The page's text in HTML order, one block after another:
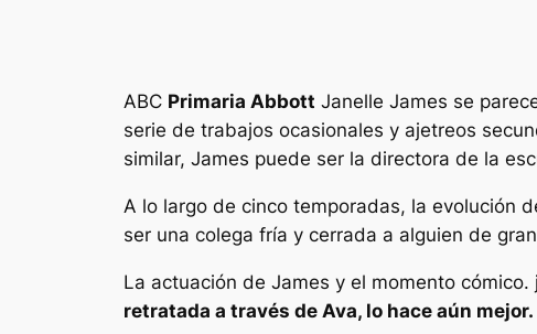
ABC Primaria Abbott Janelle James se
serie de trabajos ocasionales y ajetreos
similar, James puede ser la directora de la
A lo largo de cinco temporadas, la evolución
ser una colega fría y cerrada a alguien de
La actuación de James y el momento cómico.
retratada a través de Ava, lo hace aún mejor.